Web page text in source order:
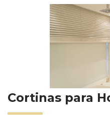
Cortinas para